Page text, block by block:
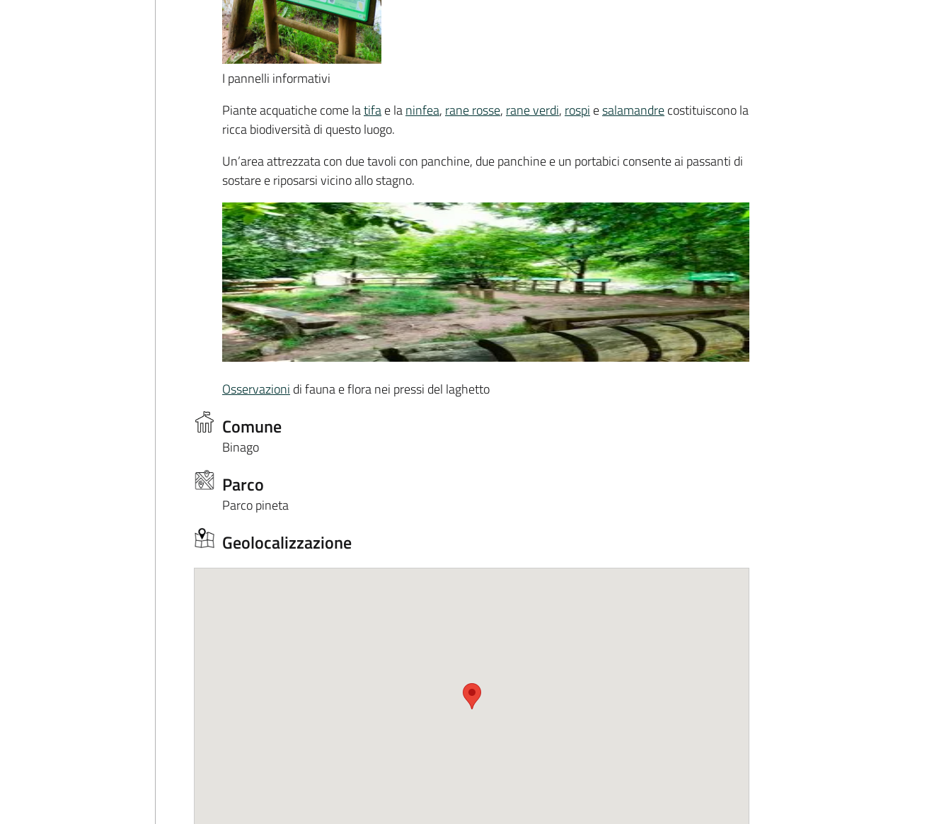
I pannelli informativi
Piante acquatiche come latifae laninfea, rane rosse, rane verdi, rospi esalamandrecostituiscono la
ricca biodiversità di questo luogo.
Un’area attrezzata con due tavoli con panchine, due panchine e un portabici consente ai passanti di
sostare e riposarsi vicino allo stagno.
Osservazioni di fauna e flora nei pressi del laghetto
Comune
Binago
Parco
Parco pineta
Geolocalizzazione